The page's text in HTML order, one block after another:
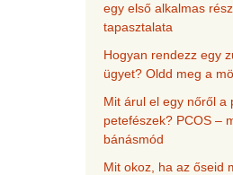
egy első alkalmas
tapasztalata
Hogyan rendezz egy
ügyet? Oldd meg a
Mit árul el egy nőről a
petefészek? PCOS –
bánásmód
Mit okoz, ha az őseid